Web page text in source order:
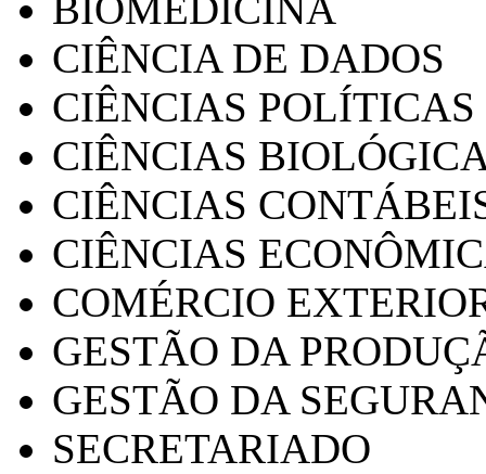
CIÊNCIA DE DADOS
CIÊNCIAS POLÍTICAS
CIÊNCIAS
CIÊNCIAS
CIÊNCIAS
COMÉRCIO
GESTÃO DA
GESTÃO DA
SECRETARIADO